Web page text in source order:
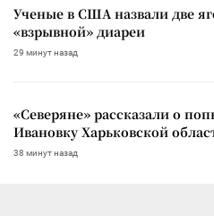
Ученые в США назвали две
«взрывной» диареи
29 минут назад
«Северяне» рассказали о
Ивановку Харьковской
38 минут назад